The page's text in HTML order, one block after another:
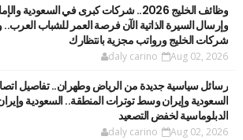
وظائف الخليج 2026.. شركات كبرى في
وإرسال السيرة الذاتية الآن فرصة العمر للشباب
شركات الخليج ورواتب مجزية بانتظارك
daly carino Aug 02, 2026
رسائل سياسية جديدة من الرياض وطهران.. تفاصيل
السعودية وإيران وسط توترات المنطقة.. السعودية
الدبلوماسية لخفض التصعيد
daly carino Aug 02, 2026